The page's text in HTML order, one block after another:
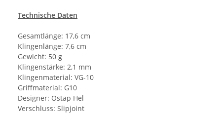
Technische Daten
Gesamtlänge: 17,6 cm
Klingenlänge: 7,6 cm
Gewicht: 50 g
Klingenstärke: 2,1 mm
Klingenmaterial: VG-10
Griffmaterial: G10
Designer: Ostap Hel
Verschluss: Slipjoint